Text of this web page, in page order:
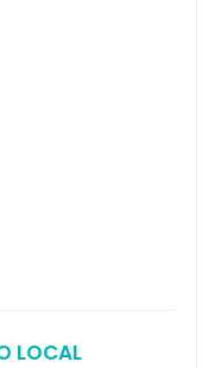
LOCAL